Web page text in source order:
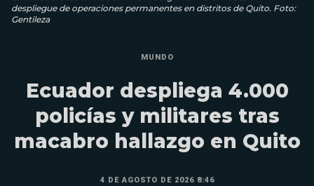
despliegue de operaciones permanentes en distritos de Quito. Foto:
Gentileza
MUNDO
Ecuador despliega 4.000
policías y militares tras
macabro hallazgo en Quito
4 DE AGOSTO DE 2026 8:46